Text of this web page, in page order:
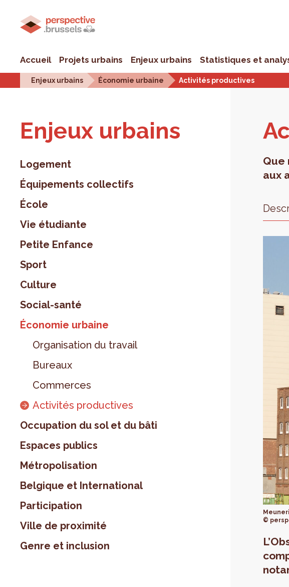
Accueil Projets urbains Enjeux urbains Statistiques et
Enjeux urbains Économie urbaine Activités productives
Enjeux urbains
Logement
Équipements collectifs
École
Vie étudiante
Petite Enfance
Sport
Culture
Social-santé
Économie urbaine
Organisation du travail
Bureaux
Commerces
Activités productives
Occupation du sol et du bâti
Espaces publics
Métropolisation
Belgique et International
Participation
Ville de proximité
Genre et inclusion
Que
aux
©